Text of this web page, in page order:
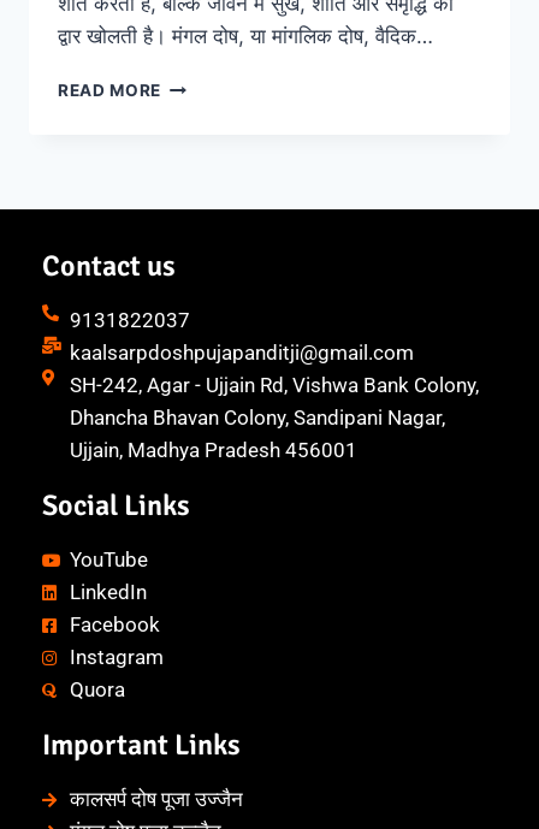
द्वार खोलती है। मंगल दोष, या मांगलिक दोष, वैदिक…
READ MORE
Contact us
9131822037
kaalsarpdoshpujapanditji@gmail.com
SH-242, Agar - Ujjain Rd, Vishwa Bank Colony,
Dhancha Bhavan Colony, Sandipani Nagar,
Ujjain, Madhya Pradesh 456001
Social Links
YouTube
LinkedIn
Facebook
Instagram
Quora
Important Links
कालसर्प दोष पूजा उज्जैन